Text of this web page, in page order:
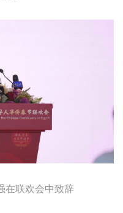
在联欢会中致辞